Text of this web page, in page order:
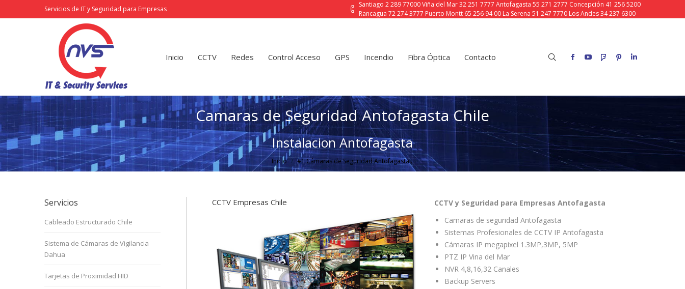
Servicios de IT y Seguridad para Empresas
Santiago 2 289 77000 Viña del Mar 32 251 7777 Antofagasta 55 271 2777 Concepción 41 256 5200
Rancagua 72 274 3777 Puerto Montt 65 256 94 00 La Serena 51 247 7770 Los Andes 34 237 6300
Inicio CCTV Redes Control Acceso GPS Incendio Fibra Óptica Contacto Buscar:Facebook
YouTubeFoursquare
PinterestLinkedin
Camaras de Seguridad Antofagasta Chile
Instalacion Antofagasta
Estás aquí:
Inicio #1 Cámaras de Seguridad Antofagasta…
CCTV Empresas Chile
CCTV y Seguridad para Empresas Antofagasta
Camaras de seguridad Antofagasta
Sistemas Profesionales de CCTV IP Antofagasta
Cámaras IP megapixel 1.3MP,3MP, 5MP
PTZ IP Vina del Mar
NVR 4,8,16,32 Canales
Backup Servers
Servicios
Cableado Estructurado Chile
Sistema de Cámaras de Vigilancia
Dahua
Tarjetas de Proximidad HID
Inicio CCTV Redes Control Acceso GPS Incendio Fibra Óptica Contacto Buscar: